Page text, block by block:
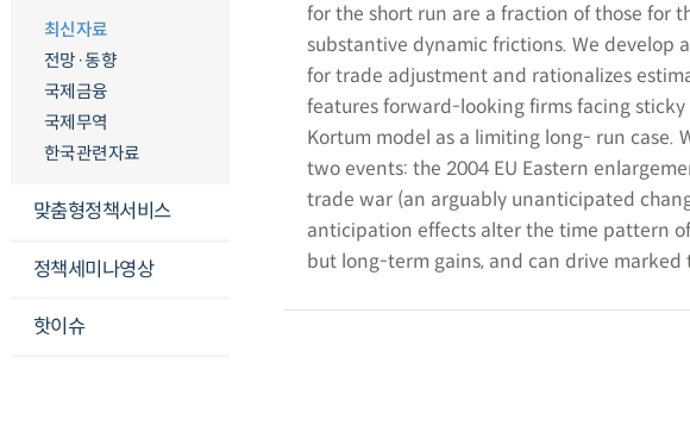
최신자료
전망·동향
국제금융
국제무역
한국관련자료
맞춤형정책서비스
정책세미나영상
핫이슈
for the short run are a fraction of those for
substantive dynamic frictions. We
for trade adjustment and rationalizes
features forward-looking firms facing
Kortum model as a limiting long- run case.
two events: the 2004 EU Eastern
trade war (an arguably unanticipated
anticipation effects alter the time pattern
but long-term gains, and can drive